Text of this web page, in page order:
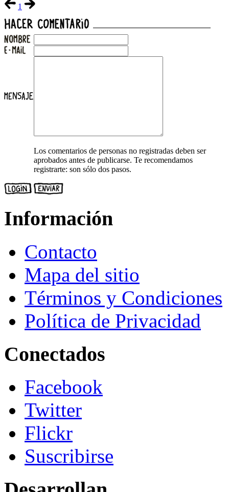
1
Los comentarios de personas no registradas deben ser
aprobados antes de publicarse. Te recomendamos
registrarte: son sólo dos pasos.
Información
Contacto
Mapa del sitio
Términos y Condiciones
Política de Privacidad
Conectados
Facebook
Twitter
Flickr
Suscribirse